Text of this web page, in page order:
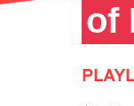
of